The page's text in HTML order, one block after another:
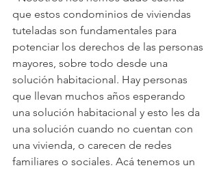
que estos condominios de viviendas
tuteladas son fundamentales para
potenciar los derechos de las personas
mayores, sobre todo desde una
solución habitacional. Hay personas
que llevan muchos años esperando
una solución habitacional y esto les da
una solución cuando no cuentan con
una vivienda, o carecen de redes
familiares o sociales. Acá tenemos un